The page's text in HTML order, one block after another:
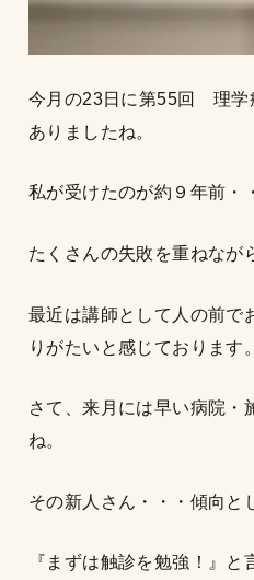
今月の23日に第55回 理学
ありましたね。
私が受けたのが約９年前・
たくさんの失敗を重ねなが
最近は講師として人の前で
りがたいと感じております。
さて、来月には早い病院・
ね。
その新人さん・・・傾向と
『まずは触診を勉強！』と